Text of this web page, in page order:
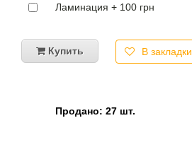
Ламинация + 100 грн
Купить В закладки
Продано: 27 шт.